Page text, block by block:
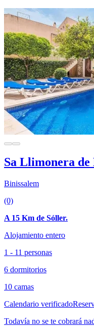
Sa Llimonera de
Binissalem
(0)
A 15 Km de Sóller.
Alojamiento entero
1 - 11 personas
6 dormitorios
10 camas
Calendario verificado
Todavía no se te cobrará